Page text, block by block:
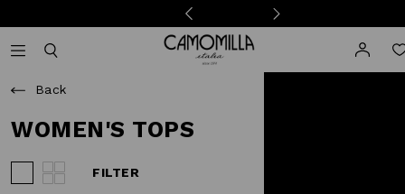
Camomilla Italia®
Back
WOMEN'S TOPS
FILTER